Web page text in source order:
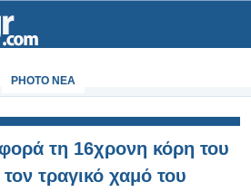
PHOTO NEA
τη 16χρονη κόρη του
τραγικό χαμό του